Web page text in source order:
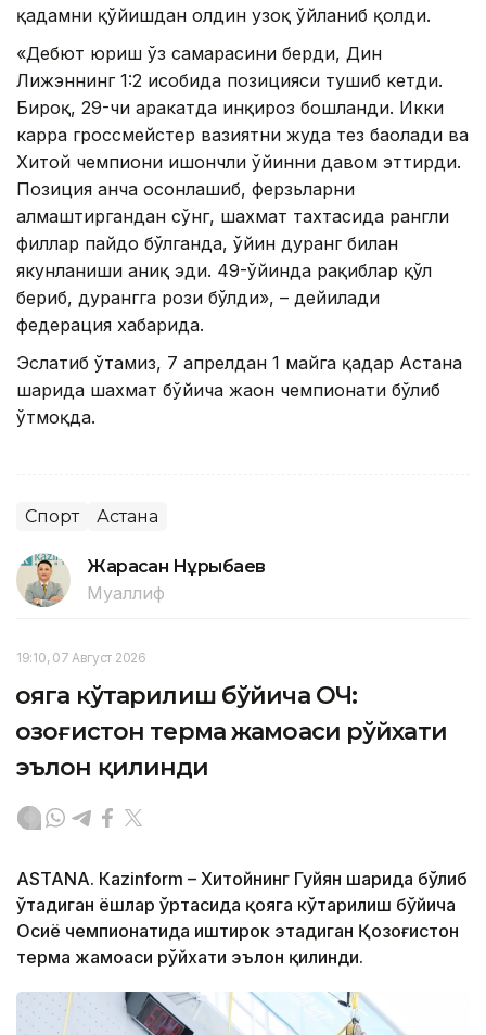
қадамни қўйишдан олдин узоқ ўйланиб қолди.
«Дебют юриш ўз самарасини берди, Дин
Лижэннинг 1:2 ҳисобида позицияси тушиб кетди.
Бироқ, 29-чи ҳаракатда инқироз бошланди. Икки
карра гроссмейстер вазиятни жуда тез баҳолади ва
Хитой чемпиони ишончли ўйинни давом эттирди.
Позиция анча осонлашиб, ферзьларни
алмаштиргандан сўнг, шахмат тахтасида рангли
филлар пайдо бўлганда, ўйин дуранг билан
якунланиши аниқ эди. 49-ўйинда рақиблар қўл
бериб, дурангга рози бўлди», – дейилади
федерация хабарида.
Эслатиб ўтамиз, 7 апрелдан 1 майга қадар Астана
шаҳрида шахмат бўйича жаҳон чемпионати бўлиб
ўтмоқда.
Спорт Астана
Жарасқан Нұрыбаев
Муаллиф
19:10, 07 Август 2026
Қояга кўтарилиш бўйича ОЧ:
Қозоғистон терма жамоаси рўйхати
эълон қилинди
ASTANА. Кazinform – Хитойнинг Гуйян шаҳрида бўлиб
ўтадиган ёшлар ўртасида қояга кўтарилиш бўйича
Осиё чемпионатида иштирок этадиган Қозоғистон
терма жамоаси рўйхати эълон қилинди.